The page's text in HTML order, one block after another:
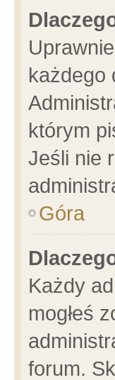
każdego
którym
Jeśli nie
Góra
Każdy
mogłeś
forum.